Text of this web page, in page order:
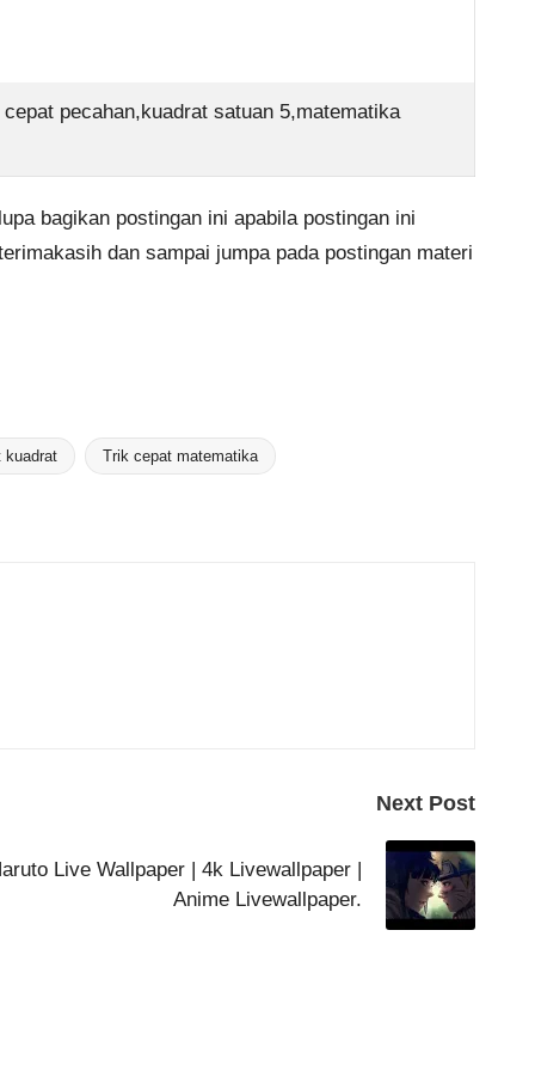
pecahan,kuadrat satuan 5,matematika
bagikan postingan ini apabila postingan ini
dan sampai jumpa pada postingan materi
kuadrat Trik cepat matematika
Next Post
Live Wallpaper | 4k Livewallpaper |
Anime Livewallpaper.